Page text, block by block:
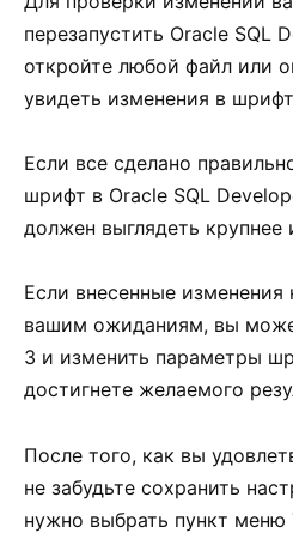
перезапустить Oracle SQL
откройте любой файл или
увидеть изменения в
Если все сделано
шрифт в Oracle SQL
должен выглядеть крупнее
Если внесенные изменения
вашим ожиданиям, вы
3 и изменить параметры
достигнете желаемого
После того, как вы
не забудьте сохранить
нужно выбрать пункт